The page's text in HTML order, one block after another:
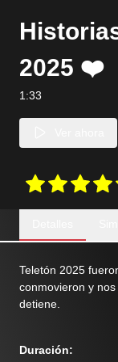
2025 ❤️
1:33
Teletón 2025
conmovieron y
detiene.
Duración: